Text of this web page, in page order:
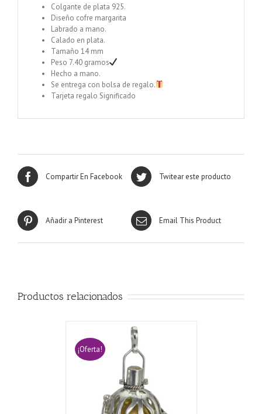
Colgante de plata 925.
Diseño cofre margarita
Labrado a mano.
Calado en plata.
Tamaño 14 mm
Peso 7.40 gramos
Hecho a mano.
Se entrega con bolsa de regalo.
Tarjeta regalo Significado
Compartir En Facebook Twitear este producto
Añadir a Pinterest Email This Product
Productos relacionados
¡Oferta!